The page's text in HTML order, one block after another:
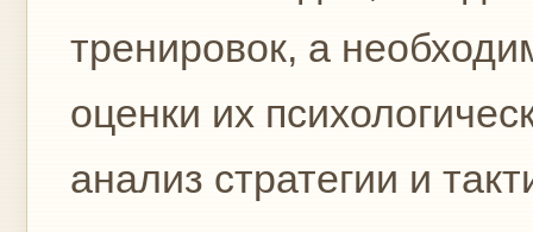
тренировок, а
оценки их
анализ стратегии и